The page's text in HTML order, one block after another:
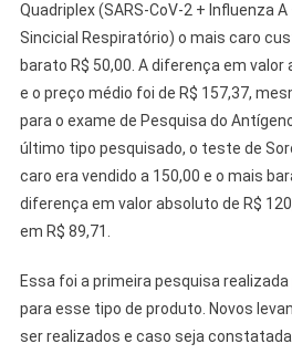
Quadriplex (SARS-CoV-2 + Influenza
Sincicial Respiratório) o mais caro
barato R$ 50,00. A diferença em valor
e o preço médio foi de R$ 157,37,
para o exame de Pesquisa do
último tipo pesquisado, o teste de
caro era vendido a 150,00 e o mais
diferença em valor absoluto de R$
em R$ 89,71.
Essa foi a primeira pesquisa
para esse tipo de produto. Novos
ser realizados e caso seja